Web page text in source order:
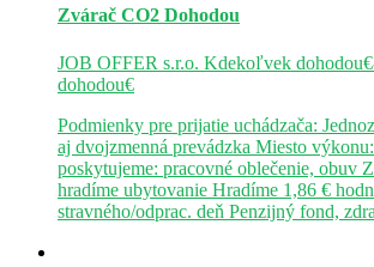
Zvárač CO2 Dohodou
JOB OFFER s.r.o. Kdekoľvek
dohodou€
Podmienky pre prijatie uchádzača:
aj dvojzmenná prevádzka Miesto
poskytujeme: pracovné oblečenie, obuv
hradíme ubytovanie Hradíme 1,86 €
stravného/odprac. deň Penzijný fond,